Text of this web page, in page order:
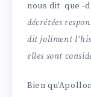
nous dit que -
décrétées
dit joliment
elles sont
Bien